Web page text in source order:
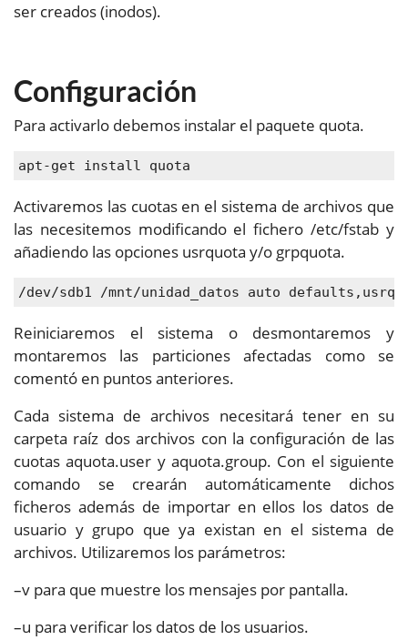
ser creados (inodos).
Configuración
Para activarlo debemos instalar el paquete quota.
apt-get install quota
Activaremos las cuotas en el sistema de archivos que
las necesitemos modificando el fichero /etc/fstab y
añadiendo las opciones usrquota y/o grpquota.
/dev/sdb1 /mnt/unidad_datos auto
Reiniciaremos el sistema o desmontaremos y
montaremos las particiones afectadas como se
comentó en puntos anteriores.
Cada sistema de archivos necesitará tener en su
carpeta raíz dos archivos con la configuración de las
cuotas aquota.user y aquota.group. Con el siguiente
comando se crearán automáticamente dichos
ficheros además de importar en ellos los datos de
usuario y grupo que ya existan en el sistema de
archivos. Utilizaremos los parámetros:
–v para que muestre los mensajes por pantalla.
–u para verificar los datos de los usuarios.